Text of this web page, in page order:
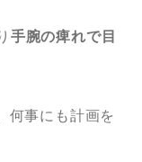
手腕の痺れで目
何事にも計画を